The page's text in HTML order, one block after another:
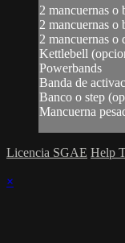
2 mancuernas o
2 mancuernas o
2 mancuernas o
Kettlebell
Powerbands
Banda de
Banco o step
Mancuerna
Licencia SGAE Help
×